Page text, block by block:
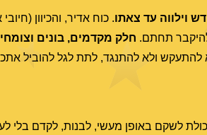
. כוח אדיר, והכיוון
להיקבר תחתם. חלק מקדמים, בונים
ולא להתנגד, לתת לגל להוביל
לשקם באופן מעשי, לבנות, לקדם בלי